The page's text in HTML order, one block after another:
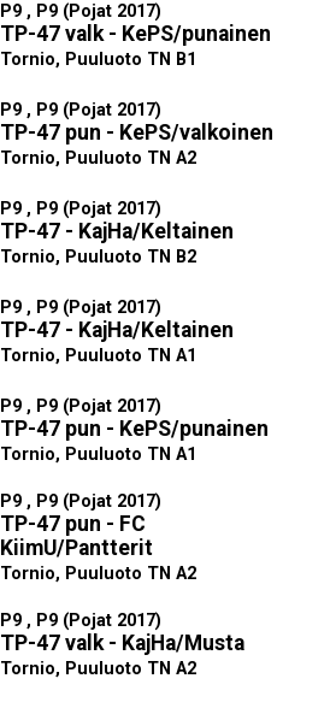
P9 , P9 (Pojat 2017)
TP-47 valk - KePS/punainen
Tornio, Puuluoto TN B1
P9 , P9 (Pojat 2017)
TP-47 pun - KePS/valkoinen
Tornio, Puuluoto TN A2
P9 , P9 (Pojat 2017)
TP-47 - KajHa/Keltainen
Tornio, Puuluoto TN B2
P9 , P9 (Pojat 2017)
TP-47 - KajHa/Keltainen
Tornio, Puuluoto TN A1
P9 , P9 (Pojat 2017)
TP-47 pun - KePS/punainen
Tornio, Puuluoto TN A1
P9 , P9 (Pojat 2017)
TP-47 pun - FC
KiimU/Pantterit
Tornio, Puuluoto TN A2
P9 , P9 (Pojat 2017)
TP-47 valk - KajHa/Musta
Tornio, Puuluoto TN A2